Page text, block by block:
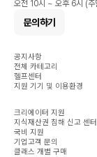
오전 10시 ~ 오후 6시 (주
문의하기
공지사항
전체 카테고리
헬프센터
지원 기기 및 이용환경
크리에이터 지원
지식재산권 침해 신고 센터
국비 지원
기업고객 문의
클래스 개별 구매